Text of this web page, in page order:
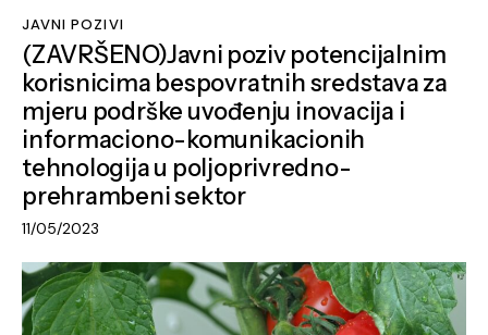
JAVNI POZIVI
(ZAVRŠENO)Javni poziv potencijalnim
korisnicima bespovratnih sredstava za
mjeru podrške uvođenju inovacija i
informaciono-komunikacionih
tehnologija u poljoprivredno-
prehrambeni sektor
11/05/2023